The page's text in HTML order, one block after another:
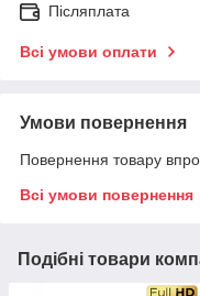
Післяплата
Всі умови оплати
Умови повернення
Повернення товару
Всі умови повернення
Подібні товари